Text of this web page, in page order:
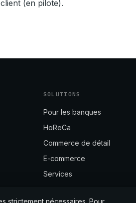
(en pilote).
SOLUTIONS
Pour les banques
HoReCa
Commerce de détail
E-commerce
Services
strictement nécessaires. Pour